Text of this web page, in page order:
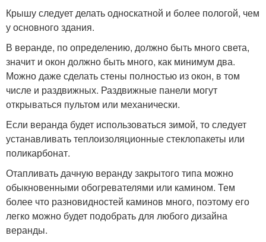
Крышу следует делать односкатной и более пологой, чем
у основного здания.
В веранде, по определению, должно быть много света,
значит и окон должно быть много, как минимум два.
Можно даже сделать стены полностью из окон, в том
числе и раздвижных. Раздвижные панели могут
открываться пультом или механически.
Если веранда будет использоваться зимой, то следует
устанавливать теплоизоляционные стеклопакеты или
поликарбонат.
Отапливать дачную веранду закрытого типа можно
обыкновенными обогревателями или камином. Тем
более что разновидностей каминов много, поэтому его
легко можно будет подобрать для любого дизайна
веранды.